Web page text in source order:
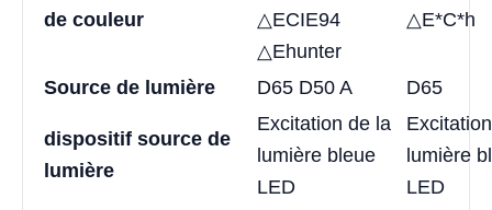
de couleur
△ECIE94
△Ehunter
△E*C*h
Source de lumière D65 D50 A D65
dispositif source de
lumière
Excitation de la
lumière bleue
LED
lumière
LED